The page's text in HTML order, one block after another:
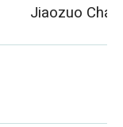
Jiaozuo